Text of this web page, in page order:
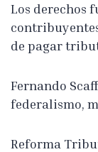
Los derechos
de pagar
Fernando
federalismo,
Reforma